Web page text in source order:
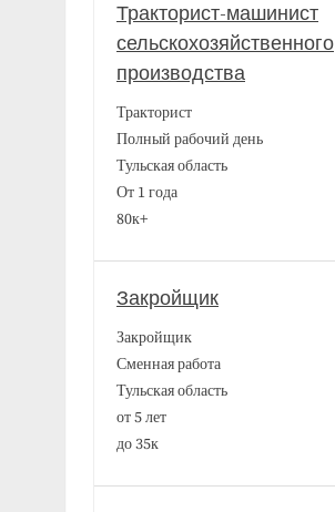
Тракторист-машинист
сельскохозяйственного
производства
Тракторист
Полный рабочий день
Тульская область
От 1 года
80к+
Закройщик
Закройщик
Сменная работа
Тульская область
от 5 лет
до 35к